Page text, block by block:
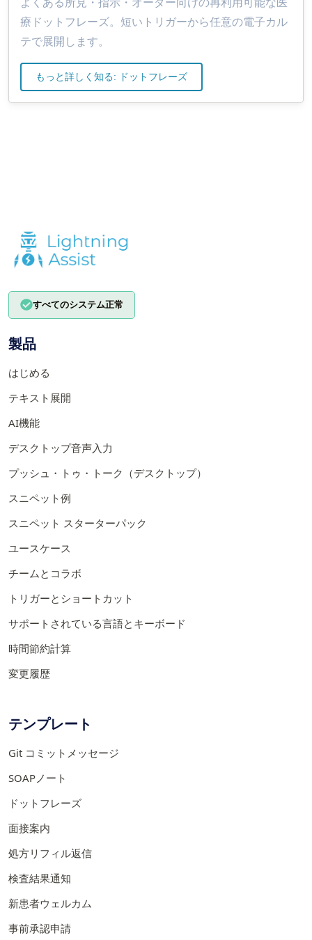
療ドットフレーズ。短いトリガーから任意の電子カル
テで展開します。
もっと詳しく知る: ドットフレーズ
すべてのシステム正常
製品
はじめる
テキスト展開
AI機能
デスクトップ音声入力
プッシュ・トゥ・トーク（デスクトップ）
スニペット例
スニペット スターターパック
ユースケース
チームとコラボ
トリガーとショートカット
サポートされている言語とキーボード
時間節約計算
変更履歴
テンプレート
Git コミットメッセージ
SOAPノート
ドットフレーズ
面接案内
処方リフィル返信
検査結果通知
新患者ウェルカム
事前承認申請